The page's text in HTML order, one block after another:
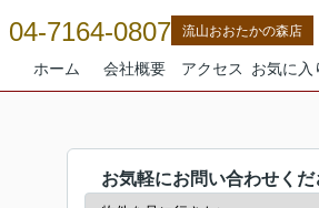
04-7164-0807 流山おおたかの森店
ホーム 会社概要 アクセス お気に入
お気軽にお問い合わせくだ